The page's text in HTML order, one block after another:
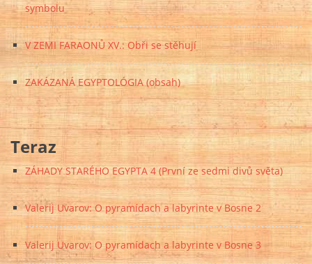
symbolu
V ZEMI FARAONŮ XV.: Obři se stěhují
ZAKÁZANÁ EGYPTOLÓGIA (obsah)
Teraz
ZÁHADY STARÉHO EGYPTA 4 (První ze sedmi divů světa)
Valerij Uvarov: O pyramídach a labyrinte v Bosne 2
Valerij Uvarov: O pyramídach a labyrinte v Bosne 3